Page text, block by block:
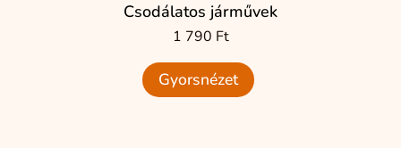
Csodálatos járművek
1 790 Ft
Gyorsnézet